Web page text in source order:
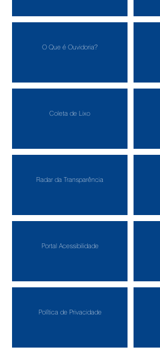
O Que é Ouvidoria?
Coleta de Lixo
Radar da Transparência
Portal Acessibilidade
Política de Privacidade